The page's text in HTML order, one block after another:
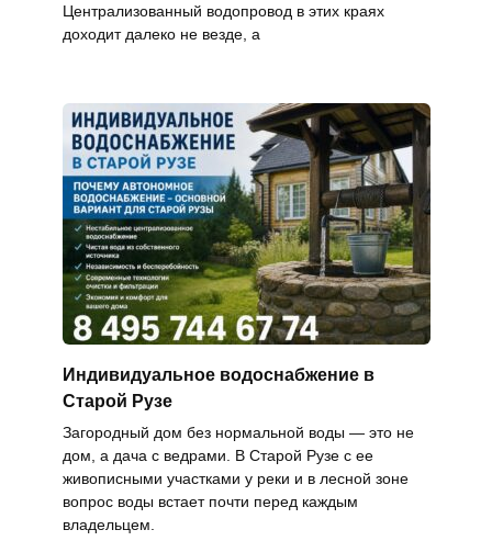
Централизованный водопровод в этих краях
доходит далеко не везде, а
Индивидуальное водоснабжение в
Старой Рузе
Загородный дом без нормальной воды — это не
дом, а дача с ведрами. В Старой Рузе с ее
живописными участками у реки и в лесной зоне
вопрос воды встает почти перед каждым
владельцем.